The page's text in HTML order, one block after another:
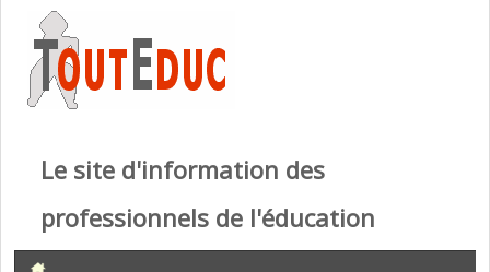
Le site d'information des
professionnels de l'éducation